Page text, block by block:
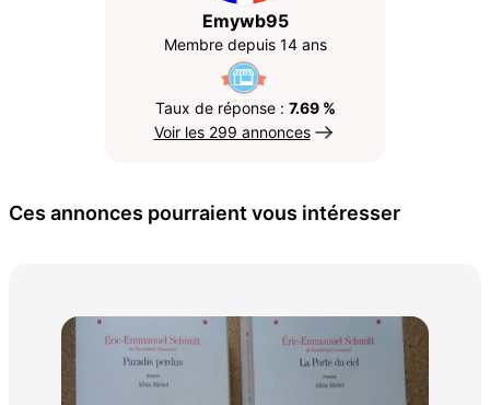
Emywb95
Membre depuis 14 ans
Taux de réponse : 7.69 %
Voir les 299 annonces
Ces annonces pourraient vous intéresser